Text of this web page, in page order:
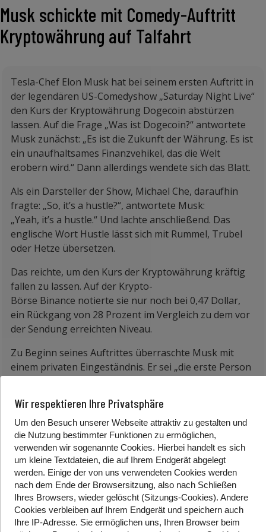
Musk schickte mit Comedy-Auftritt
Kryptowährung auf Talfahrt
Tesla-Chef Elon Musk hat bei seinem ersten Auftritt in
der legendären US-Comedyshow „Saturday Night Live“
den Kurs der Kryptowährung Dogecoin abstürzen
lassen. Auf die Frage „Was ist Dogecoin?“ antwortete
Musk zunächst: „Es ist die Zukunft der Währung. Es ist
ein unaufhaltsames Finanzvehikel, das die Welt
erobern wird.“ Dann allerdings wendete sich das Blatt.
Als ein Darsteller der Show, Michael Che, daraufhin
fragte: „So, it’s a hustle?“, antwortete Musk:
„Yeah, it’s a hustle.“ Und lachte anschließend. Das
englische Wort Hustle lässt sich mit Rummel, Trubel
oder Hetze übersetzen.
Das reichte, um den Kurs der Kryptowährung kräftig
fallen zu lassen. Auf der Krypto-
Börse Binance notierte sie nur noch bei 0,47 Dollar,
ein Rückgang von 28 Prozent im Vergleich zu dem vor
der Sendung erreichten Niveau.
Zu Beginn seines Auftrittes überraschte Musk mit
einem privaten Eingeständnis. Er sei „die erste Person
Autismus-Form, mit der Schwierigkeiten in der sozialen
Interaktion aber oft auch außergewöhnliche
Interessen und Begabungen verbunden sind. Zudem
machte sich Musk über seine Neigung lustig, monoton
zu sprechen.
Der Auftritt war in den USA mit Spannung erwartet
worden. Besonders auch von Anhängern von
Kryptowährungen. Mit Tweets wie „Doge“ und
Wir respektieren Ihre Privatsphäre
Um den Besuch unserer Webseite attraktiv zu gestalten und
die Nutzung bestimmter Funktionen zu ermöglichen,
verwenden wir sogenannte Cookies. Hierbei handelt es sich
um kleine Textdateien, die auf Ihrem Endgerät abgelegt
werden. Einige der von uns verwendeten Cookies werden
nach dem Ende der Browsersitzung, also nach Schließen
Ihres Browsers, wieder gelöscht (Sitzungs-Cookies). Andere
Cookies verbleiben auf Ihrem Endgerät und speichern auch
Ihre IP-Adresse. Sie ermöglichen uns, Ihren Browser beim